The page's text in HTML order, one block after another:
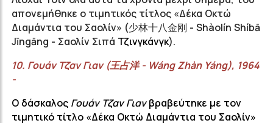
απονεμήθηκε ο τιμητικός τίτλος «Δέκα Οκτώ
Διαμάντια του Σαολίν» (少林十八金刚 - Shàolín Shíbā
Jīngāng - Σαολίν Σιπά Τζινγκάνγκ).
10. Γουάν ΤζανΓιαν (王占洋- Wáng Zhàn Yáng), 1964
-
Ο δάσκαλος Γουάν ΤζανΓιανβραβεύτηκε με τον
τιμητικό τίτλο «Δέκα Οκτώ Διαμάντια του Σαολίν»